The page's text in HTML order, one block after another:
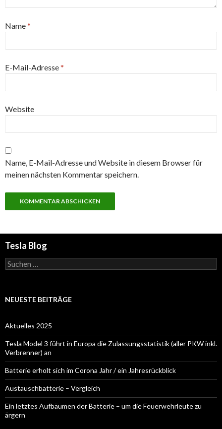
Name*
E-Mail-Adresse*
Website
Name, E-Mail-Adresse und Website in diesem Browser für
meinen nächsten Kommentar speichern.
Tesla Blog
Suchen
nach:
NEUESTE BEITRÄGE
Aktuelles 2025
Tesla Model 3 führt in Europa die Zulassungsstatistik (aller PKW inkl.
Verbrenner) an
Batterie erholt sich im Corona Jahr / ein Jahresrückblick
Austauschbatterie – Vergleich
Ein letztes Aufbäumen der Batterie – um die Feuerwehrleute zu
ärgern